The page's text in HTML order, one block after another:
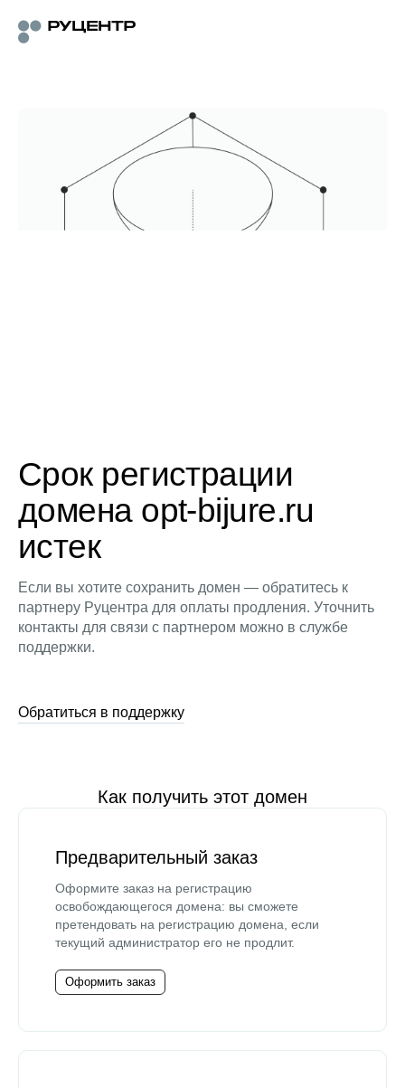
Срок регистрации
домена opt-bijure.ru
истек
Если вы хотите сохранить домен — обратитесь к
партнеру Руцентра для оплаты продления. Уточнить
контакты для связи с партнером можно в службе
поддержки.
Обратиться в поддержку
Как получить этот домен
Предварительный заказ
Оформите заказ на регистрацию
освобождающегося домена: вы сможете
претендовать на регистрацию домена, если
текущий администратор его не продлит.
Оформить заказ